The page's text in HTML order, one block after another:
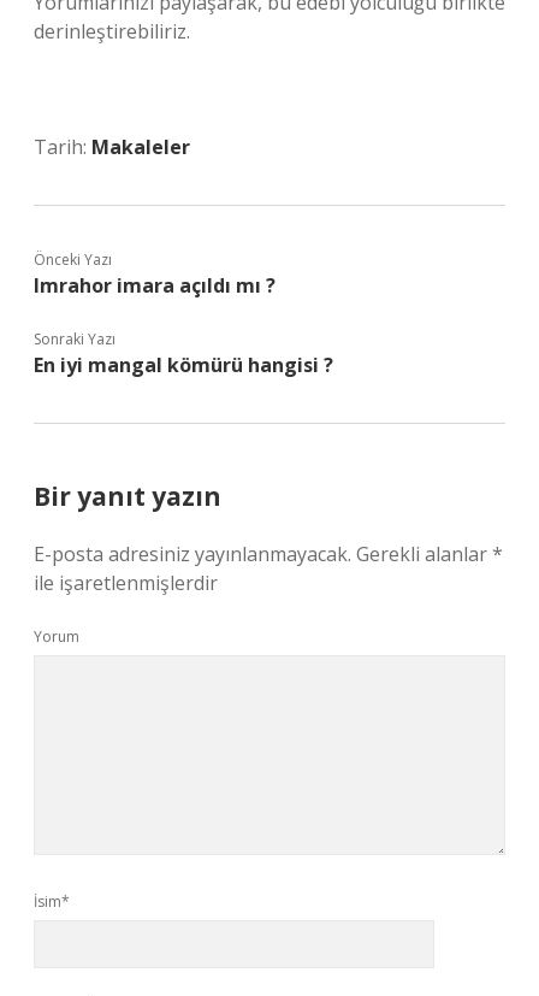
derinleştirebiliriz.
Tarih: Makaleler
Önceki Yazı
Imrahor imara açıldı mı ?
Sonraki Yazı
En iyi mangal kömürü hangisi ?
Bir yanıt yazın
E-posta adresiniz yayınlanmayacak. Gerekli alanlar*
ile işaretlenmişlerdir
Yorum
İsim*